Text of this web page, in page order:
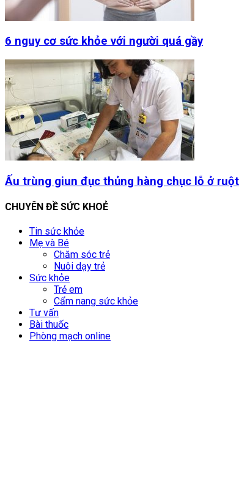
6 nguy cơ sức khỏe với người quá gầy
Ấu trùng giun đục thủng hàng chục lỗ ở
CHUYÊN ĐỀ SỨC KHOẺ
Tin sức khỏe
Mẹ và Bé
Chăm sóc trẻ
Nuôi dạy trẻ
Sức khỏe
Trẻ em
Cẩm nang sức khỏe
Tư vấn
Bài thuốc
Phòng mạch online